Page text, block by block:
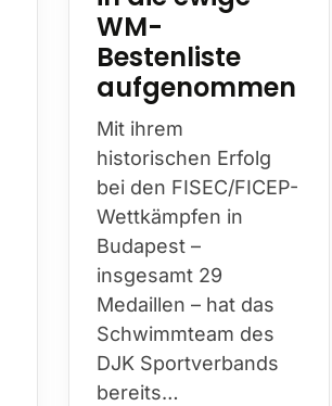
Bestenliste
aufgenommen
Mit ihrem
historischen Erfolg
bei den FISEC/FICEP-
Wettkämpfen in
Budapest – insgesamt
29 Medaillen – hat
das Schwimmteam
des DJK
Sportverbands
bereits…